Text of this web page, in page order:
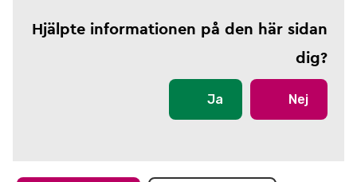
Hjälpte informationen på den här sidan
dig?
Ja Nej